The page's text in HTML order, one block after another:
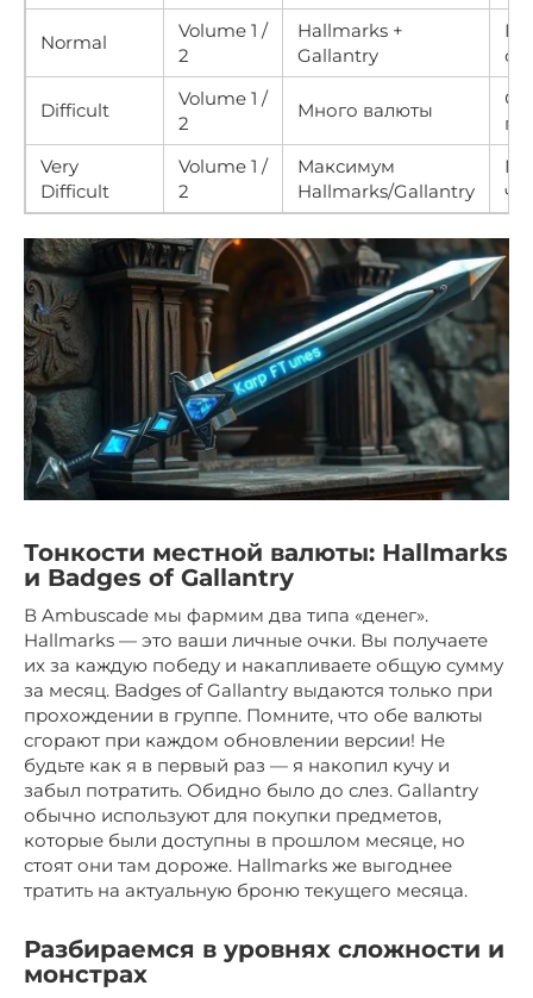
Normal
Volume 1 /
2
Hallmarks +
Gallantry
Difficult
Volume 1 /
2
Много валюты
Very
Difficult
Volume 1 /
2
Максимум
Hallmarks/Gallantry
Тонкости местной валюты: Hallmarks
и Badges of Gallantry
В Ambuscade мы фармим два типа «денег».
Hallmarks — это ваши личные очки. Вы получаете
их за каждую победу и накапливаете общую сумму
за месяц. Badges of Gallantry выдаются только при
прохождении в группе. Помните, что обе валюты
сгорают при каждом обновлении версии! Не
будьте как я в первый раз — я накопил кучу и
забыл потратить. Обидно было до слез. Gallantry
обычно используют для покупки предметов,
которые были доступны в прошлом месяце, но
стоят они там дороже. Hallmarks же выгоднее
тратить на актуальную броню текущего месяца.
Разбираемся в уровнях сложности и
монстрах